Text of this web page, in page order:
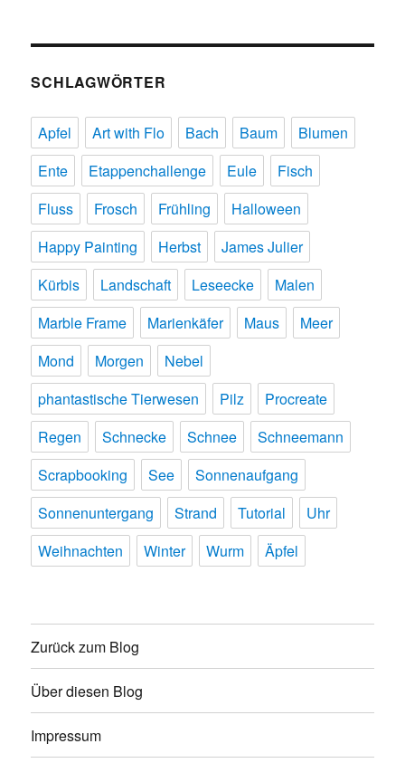
SCHLAGWÖRTER
Apfel Art with Flo Bach Baum
Blumen
Ente
Etappenchallenge Eule
Fisch
Fluss
Frosch Frühling
Halloween
Happy Painting
Herbst
James Julier
Kürbis
Landschaft Leseecke
Malen
Marble Frame
Marienkäfer Maus
Meer
Mond
Morgen
Nebel
phantastische Tierwesen
Pilz
Procreate
Regen
Schnecke Schnee
Schneemann
Scrapbooking
See
Sonnenaufgang
Sonnenuntergang
Strand Tutorial
Uhr
Weihnachten
Winter Wurm Äpfel
Zurück zum Blog
Über diesen Blog
Impressum